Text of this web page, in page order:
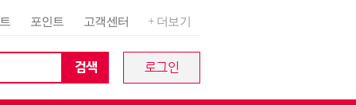
포인트 고객센터 + 더보기
검색 로그인